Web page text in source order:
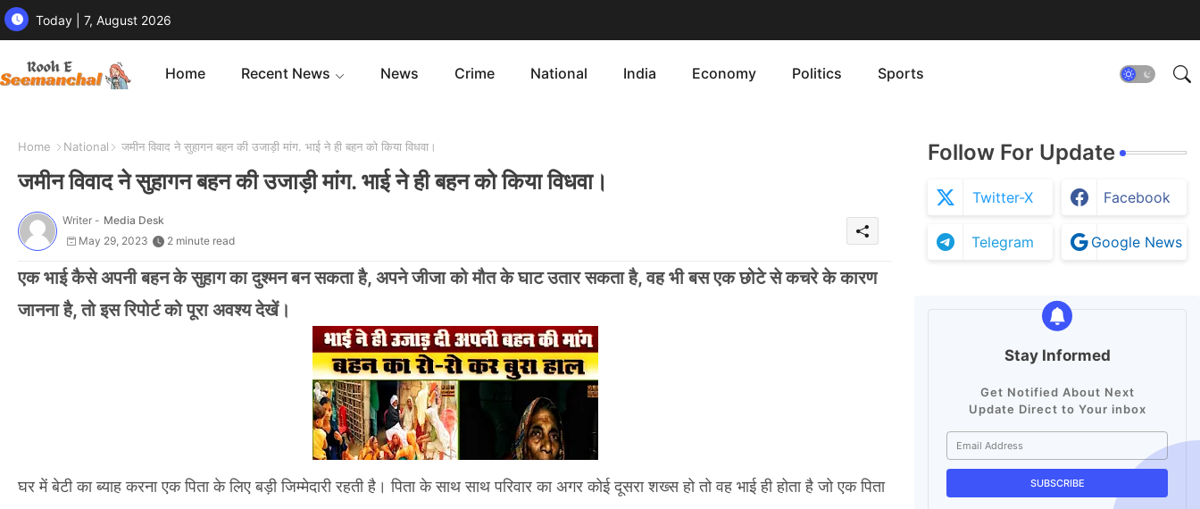
Today | 7, August 2026
Home Recent News News Crime National India Economy Politics Sports
Home National जमीन विवाद ने सुहागन बहन की उजाड़ी मांग. भाई ने ही बहन को किया विधवा।
जमीन विवाद ने सुहागन बहन की उजाड़ी मांग. भाई ने ही बहन को किया विधवा।
Writer - Media Desk
May 29, 2023
2 minute read
एक भाई कैसे अपनी बहन के सुहाग का दुश्मन बनसकता है, अपने जीजा को मौत के घाट उतार सकता है, वह भी बस एक छोटे से कचरे के कारण
जानना है, तो इस रिपोर्ट को पूरा अवश्य देखें।
घर में बेटी का ब्याह करना एक पिता के लिए बड़ी जिम्मेदारी रहती है। पिता के साथ साथ परिवार का अगर कोई दूसरा शख्स हो तो वह भाई ही होता है जो एक पिता
Follow For Update
Twitter-X Facebook
Telegram Google News
Stay Informed
Get Notified About Next
Update Direct to Your inbox